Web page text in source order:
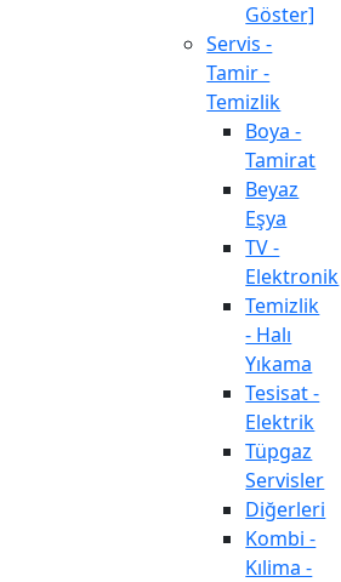
Göster]
Servis -
Tamir -
Temizlik
Boya -
Tamirat
Beyaz
Eşya
TV -
Elektronik
Temizlik
- Halı
Yıkama
Tesisat -
Elektrik
Tüpgaz
Servisler
Diğerleri
Kombi -
Kılima -